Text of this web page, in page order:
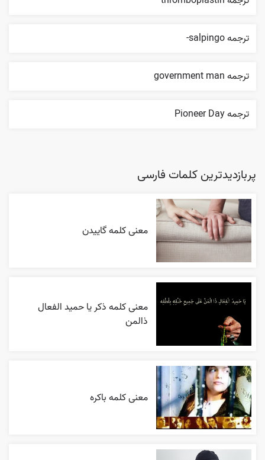
ترجمه salpingo-
ترجمه government man
ترجمه Pioneer Day
پربازدیدترین کلمات فارسی
معنی کلمه گاییدن
معنی کلمه ذکر یا حمید الفعال
ذالمن
معنی کلمه باکره